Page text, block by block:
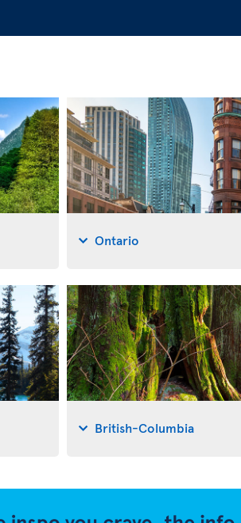
Ontario
British-Columbia